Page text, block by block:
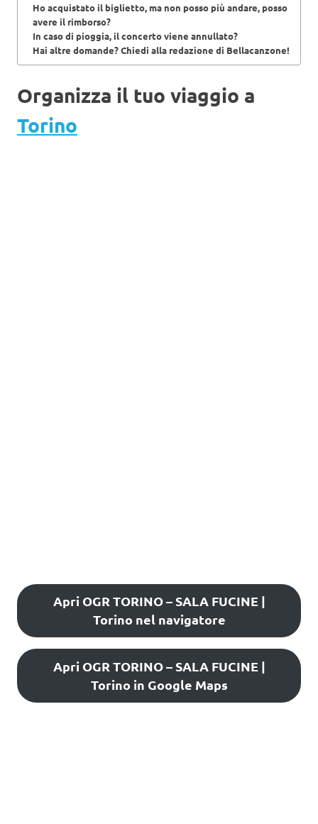
Ho acquistato il biglietto, ma non posso più andare, posso
avere il rimborso?
In caso di pioggia, il concerto viene annullato?
Hai altre domande? Chiedi alla redazione di Bellacanzone!
Organizza il tuo viaggio a
Torino
Apri OGR TORINO – SALA FUCINE |
Torino nel navigatore
Apri OGR TORINO – SALA FUCINE |
Torino in Google Maps